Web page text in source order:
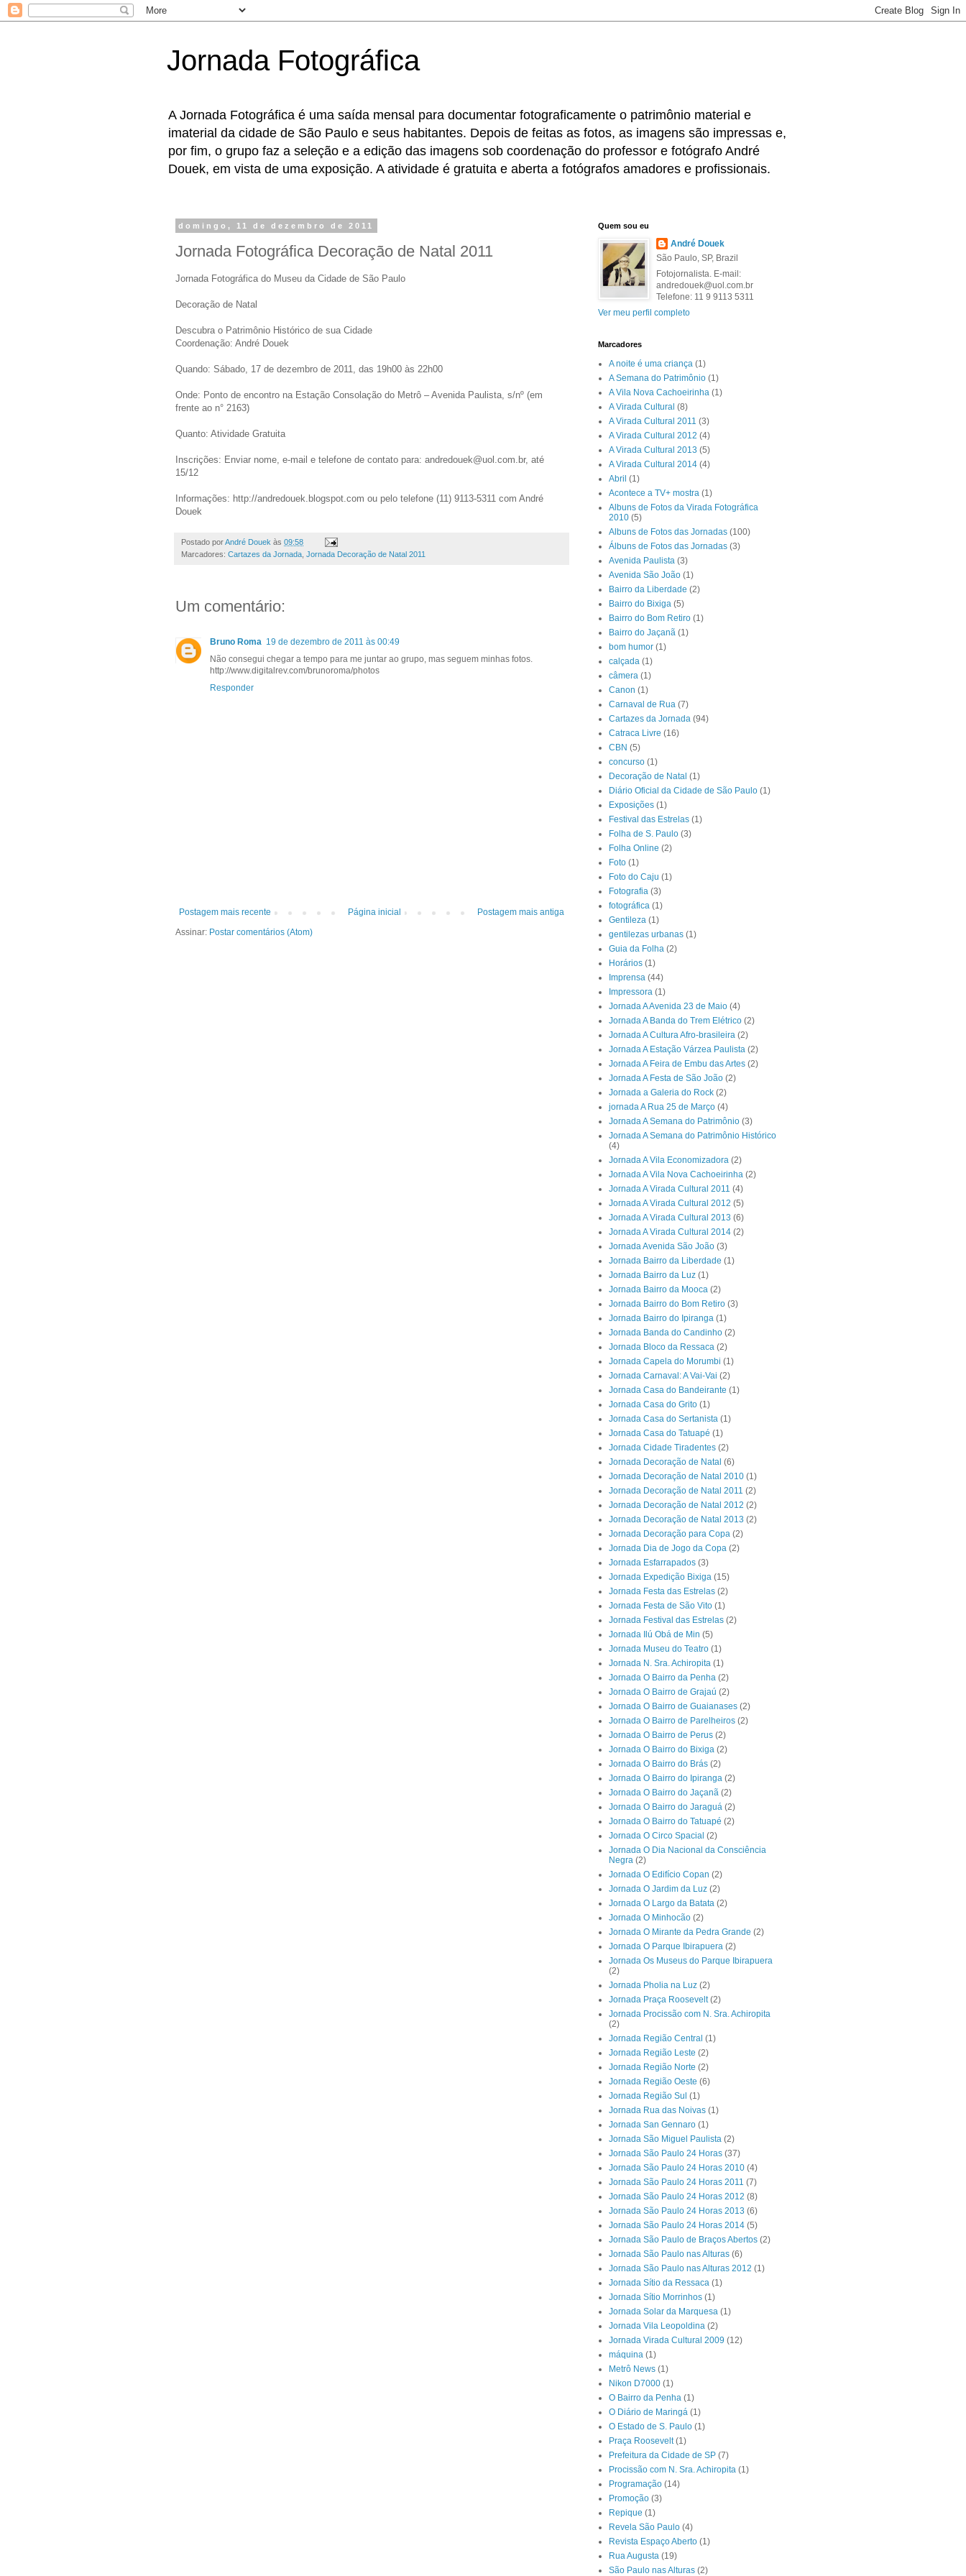
Jornada Fotográfica
A Jornada Fotográfica é uma saída mensal para documentar fotograficamente o patrimônio material e
imaterial da cidade de São Paulo e seus habitantes. Depois de feitas as fotos, as imagens são impressas e,
por fim, o grupo faz a seleção e a edição das imagens sob coordenação do professor e fotógrafo André
Douek, em vista de uma exposição. A atividade é gratuita e aberta a fotógrafos amadores e profissionais.
domingo, 11 de dezembro de 2011
Jornada Fotográfica Decoração de Natal 2011
Jornada Fotográfica do Museu da Cidade de São Paulo
Decoração de Natal
Descubra o Patrimônio Histórico de sua Cidade
Coordenação: André Douek
Quando: Sábado, 17 de dezembro de 2011, das 19h00 às 22h00
Onde: Ponto de encontro na Estação Consolação do Metrô – Avenida Paulista, s/nº (em
frente ao n° 2163)
Quanto: Atividade Gratuita
Inscrições: Enviar nome, e-mail e telefone de contato para: andredouek@uol.com.br, até
15/12
Informações: http://andredouek.blogspot.com ou pelo telefone (11) 9113-5311 com André
Douek
Postado porAndré Douek às 09:58
Marcadores: Cartazes da Jornada Jornada Decoração de Natal 2011
Um comentário:
Bruno Roma 19 de dezembro de 2011 às 00:49
Não consegui chegar a tempo para me juntar ao grupo, mas seguem minhas fotos.
http://www.digitalrev.com/brunoroma/photos
Responder
Postagem mais recente Postagem mais antiga
Página inicial
Assinar: Postar comentários (Atom)
Quem sou eu
André Douek
São Paulo, SP, Brazil
Fotojornalista. E-mail:
andredouek@uol.com.br
Telefone: 11 9 9113 5311
Ver meu perfil completo
Marcadores
A noite é uma criança (1)
A Semana do Patrimônio (1)
A Vila Nova Cachoeirinha (1)
A Virada Cultural (8)
A Virada Cultural 2011 (3)
A Virada Cultural 2012 (4)
A Virada Cultural 2013 (5)
A Virada Cultural 2014 (4)
Abril (1)
Acontece a TV+ mostra (1)
Albuns de Fotos da Virada Fotográfica
2010 (5)
Albuns de Fotos das Jornadas (100)
Álbuns de Fotos das Jornadas (3)
Avenida Paulista (3)
Avenida São João (1)
Bairro da Liberdade (2)
Bairro do Bixiga (5)
Bairro do Bom Retiro (1)
Bairro do Jaçanã (1)
bom humor (1)
calçada (1)
câmera (1)
Canon (1)
Carnaval de Rua (7)
Cartazes da Jornada (94)
Catraca Livre (16)
CBN (5)
concurso (1)
Decoração de Natal (1)
Diário Oficial da Cidade de São Paulo (1)
Exposições (1)
Festival das Estrelas (1)
Folha de S. Paulo (3)
Folha Online (2)
Foto (1)
Foto do Caju (1)
Fotografia (3)
fotográfica (1)
Gentileza (1)
gentilezas urbanas (1)
Guia da Folha (2)
Horários (1)
Imprensa (44)
Impressora (1)
Jornada A Avenida 23 de Maio (4)
Jornada A Banda do Trem Elétrico (2)
Jornada A Cultura Afro-brasileira (2)
Jornada A Estação Várzea Paulista (2)
Jornada A Feira de Embu das Artes (2)
Jornada A Festa de São João (2)
Jornada a Galeria do Rock (2)
jornada A Rua 25 de Março (4)
Jornada A Semana do Patrimônio (3)
Jornada A Semana do Patrimônio Histórico
(4)
Jornada A Vila Economizadora (2)
Jornada A Vila Nova Cachoeirinha (2)
Jornada A Virada Cultural 2011 (4)
Jornada A Virada Cultural 2012 (5)
Jornada A Virada Cultural 2013 (6)
Jornada A Virada Cultural 2014 (2)
Jornada Avenida São João (3)
Jornada Bairro da Liberdade (1)
Jornada Bairro da Luz (1)
Jornada Bairro da Mooca (2)
Jornada Bairro do Bom Retiro (3)
Jornada Bairro do Ipiranga (1)
Jornada Banda do Candinho (2)
Jornada Bloco da Ressaca (2)
Jornada Capela do Morumbi (1)
Jornada Carnaval: A Vai-Vai (2)
Jornada Casa do Bandeirante (1)
Jornada Casa do Grito (1)
Jornada Casa do Sertanista (1)
Jornada Casa do Tatuapé (1)
Jornada Cidade Tiradentes (2)
Jornada Decoração de Natal (6)
Jornada Decoração de Natal 2010 (1)
Jornada Decoração de Natal 2011 (2)
Jornada Decoração de Natal 2012 (2)
Jornada Decoração de Natal 2013 (2)
Jornada Decoração para Copa (2)
Jornada Dia de Jogo da Copa (2)
Jornada Esfarrapados (3)
Jornada Expedição Bixiga (15)
Jornada Festa das Estrelas (2)
Jornada Festa de São Vito (1)
Jornada Festival das Estrelas (2)
Jornada Ilú Obá de Min (5)
Jornada Museu do Teatro (1)
Jornada N. Sra. Achiropita (1)
Jornada O Bairro da Penha (2)
Jornada O Bairro de Grajaú (2)
Jornada O Bairro de Guaianases (2)
Jornada O Bairro de Parelheiros (2)
Jornada O Bairro de Perus (2)
Jornada O Bairro do Bixiga (2)
Jornada O Bairro do Brás (2)
Jornada O Bairro do Ipiranga (2)
Jornada O Bairro do Jaçanã (2)
Jornada O Bairro do Jaraguá (2)
Jornada O Bairro do Tatuapé (2)
Jornada O Circo Spacial (2)
Jornada O Dia Nacional da Consciência
Negra (2)
Jornada O Edifício Copan (2)
Jornada O Jardim da Luz (2)
Jornada O Largo da Batata (2)
Jornada O Minhocão (2)
Jornada O Mirante da Pedra Grande (2)
Jornada O Parque Ibirapuera (2)
Jornada Os Museus do Parque Ibirapuera
(2)
Jornada Pholia na Luz (2)
Jornada Praça Roosevelt (2)
Jornada Procissão com N. Sra. Achiropita
(2)
Jornada Região Central (1)
Jornada Região Leste (2)
Jornada Região Norte (2)
Jornada Região Oeste (6)
Jornada Região Sul (1)
Jornada Rua das Noivas (1)
Jornada San Gennaro (1)
Jornada São Miguel Paulista (2)
Jornada São Paulo 24 Horas (37)
Jornada São Paulo 24 Horas 2010 (4)
Jornada São Paulo 24 Horas 2011 (7)
Jornada São Paulo 24 Horas 2012 (8)
Jornada São Paulo 24 Horas 2013 (6)
Jornada São Paulo 24 Horas 2014 (5)
Jornada São Paulo de Braços Abertos (2)
Jornada São Paulo nas Alturas (6)
Jornada São Paulo nas Alturas 2012 (1)
Jornada Sítio da Ressaca (1)
Jornada Sítio Morrinhos (1)
Jornada Solar da Marquesa (1)
Jornada Vila Leopoldina (2)
Jornada Virada Cultural 2009 (12)
máquina (1)
Metrô News (1)
Nikon D7000 (1)
O Bairro da Penha (1)
O Diário de Maringá (1)
O Estado de S. Paulo (1)
Praça Roosevelt (1)
Prefeitura da Cidade de SP (7)
Procissão com N. Sra. Achiropita (1)
Programação (14)
Promoção (3)
Repique (1)
Revela São Paulo (4)
Revista Espaço Aberto (1)
Rua Augusta (19)
São Paulo nas Alturas (2)